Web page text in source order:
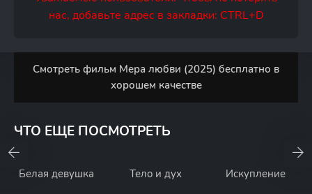
нас, добавьте адрес в закладки: CTRL+D
Смотреть фильм Мера любви (2025) бесплатно в
хорошем качестве
ЧТО ЕЩЕ ПОСМОТРЕТЬ
Белая девушка Тело и дух Искупление